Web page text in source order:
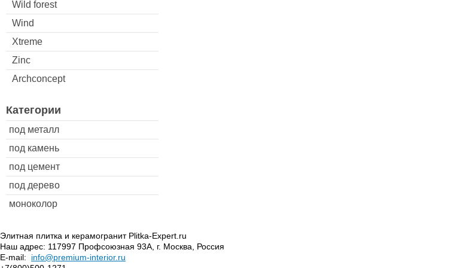
Wild forest
Wind
Xtreme
Zinc
Archconcept
Категории
под металл
под камень
под цемент
под дерево
моноколор
Элитная плитка и керамогранит Plitka-Expert.ru
Наш адрес: 117997 Профсоюзная 93А г. Москва
Россия
E-mail:
info@premium-interior.ru